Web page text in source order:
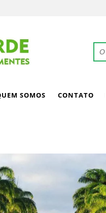
SOMOS CONTATO